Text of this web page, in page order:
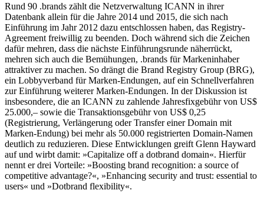
Rund 90 .brands zählt die Netzverwaltung ICANN in ihrer
Datenbank allein für die Jahre 2014 und 2015, die sich nach
Einführung im Jahr 2012 dazu entschlossen haben, das Registry-
Agreement freiwillig zu beenden. Doch während sich die Zeichen
dafür mehren, dass die nächste Einführungsrunde näherrückt,
mehren sich auch die Bemühungen, .brands für Markeninhaber
attraktiver zu machen. So drängt die Brand Registry Group (BRG),
ein Lobbyverband für Marken-Endungen, auf ein Schnellverfahren
zur Einführung weiterer Marken-Endungen. In der Diskussion ist
insbesondere, die an ICANN zu zahlende Jahresfixgebühr von US$
25.000,– sowie die Transaktionsgebühr von US$ 0,25
(Registrierung, Verlängerung oder Transfer einer Domain mit
Marken-Endung) bei mehr als 50.000 registrierten Domain-Namen
deutlich zu reduzieren. Diese Entwicklungen greift Glenn Hayward
auf und wirbt damit: »Capitalize off a dotbrand domain«. Hierfür
nennt er drei Vorteile: »Boosting brand recognition: a source of
competitive advantage?«, »Enhancing security and trust: essential to
users« und »Dotbrand flexibility«.